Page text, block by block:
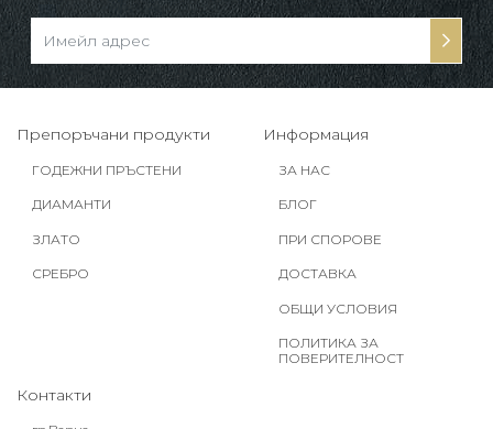
Препоръчани продукти
ГОДЕЖНИ ПРЪСТЕНИ
ДИАМАНТИ
ЗЛАТО
СРЕБРО
Информация
ЗА НАС
БЛОГ
ПРИ СПОРОВЕ
ДОСТАВКА
ОБЩИ УСЛОВИЯ
ПОЛИТИКА ЗА
ПОВЕРИТЕЛНОСТ
Контакти